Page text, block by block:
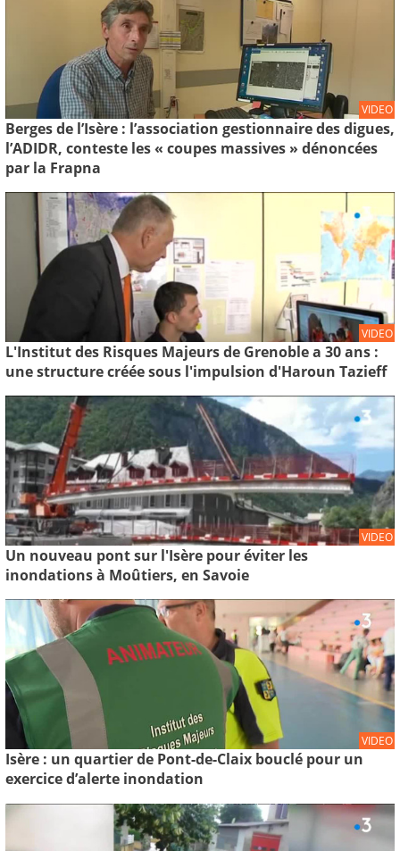
VIDEO
Berges de l’Isère : l’association gestionnaire des digues,
l’ADIDR, conteste les « coupes massives » dénoncées
par la Frapna
VIDEO
L'Institut des Risques Majeurs de Grenoble a 30 ans :
une structure créée sous l'impulsion d'Haroun Tazieff
VIDEO
Un nouveau pont sur l'Isère pour éviter les
inondations à Moûtiers, en Savoie
VIDEO
Isère : un quartier de Pont-de-Claix bouclé pour un
exercice d’alerte inondation